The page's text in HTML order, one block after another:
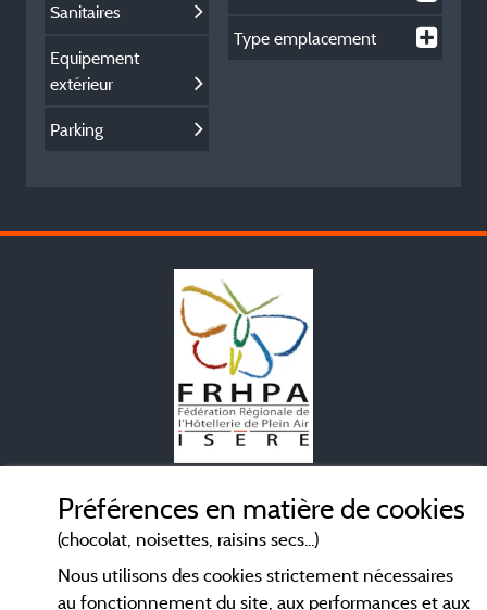
Sanitaires
Equipement
extérieur
Parking
Type emplacement
Conditions générales d'utilisation
Préférences en matière de cookies
(chocolat, noisettes, raisins secs...)
Nous utilisons des cookies strictement nécessaires
au fonctionnement du site, aux performances et aux